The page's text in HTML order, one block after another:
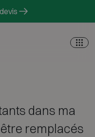
dans ma
remplacés